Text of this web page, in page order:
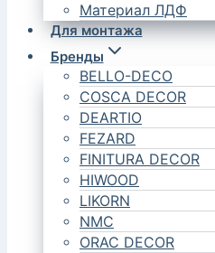
Материал ЛДФ
Для монтажа
Бренды
BELLO-DECO
COSCA DECOR
DEARTIO
FEZARD
FINITURA DECOR
HIWOOD
LIKORN
NMC
ORAC DECOR